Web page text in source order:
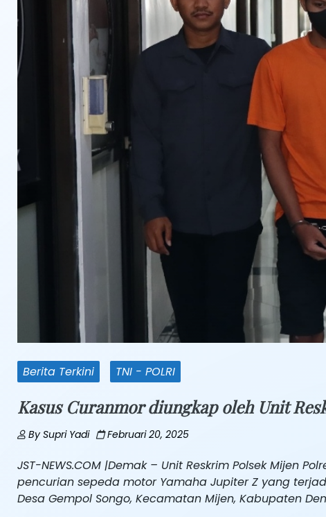
Berita Terkini TNI - POLRI
Kasus Curanmor diungkap oleh Unit
BySupri Yadi Februari 20, 2025
JST-NEWS.COM |Demak – Unit Reskrim Polsek Mijen
pencurian sepeda motor Yamaha Jupiter Z yang
Desa Gempol Songo, Kecamatan Mijen, Kabupaten